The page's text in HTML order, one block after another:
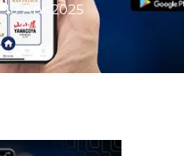
10 Apr 2025